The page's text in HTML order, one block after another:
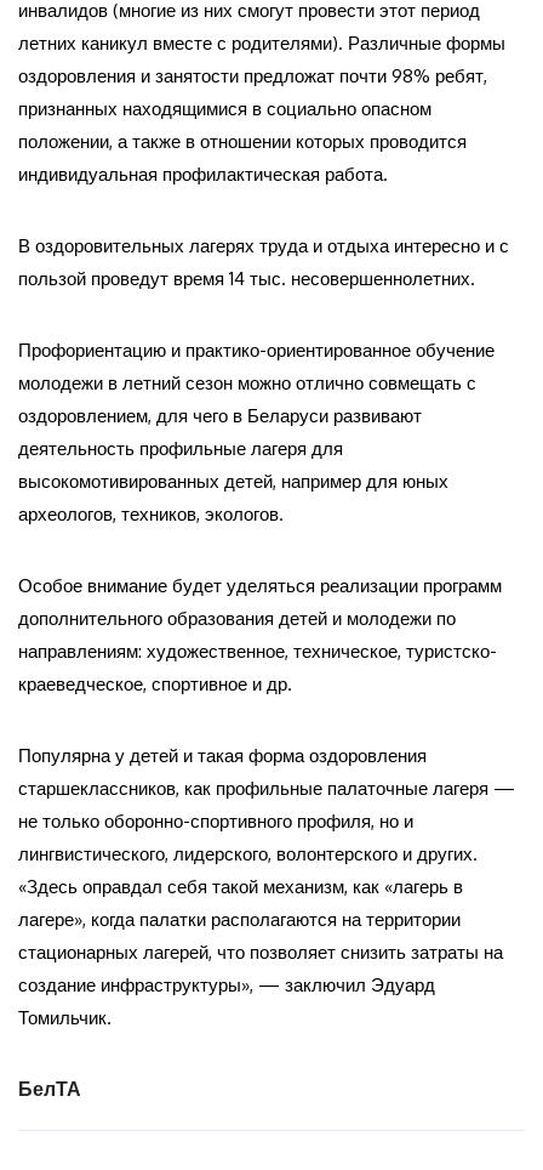
инвалидов (многие из них смогут провести этот период
летних каникул вместе с родителями). Различные формы
оздоровления и занятости предложат почти 98% ребят,
признанных находящимися в социально опасном
положении, а также в отношении которых проводится
индивидуальная профилактическая работа.
В оздоровительных лагерях труда и отдыха интересно и с
пользой проведут время 14 тыс. несовершеннолетних.
Профориентацию и практико-ориентированное обучение
молодежи в летний сезон можно отлично совмещать с
оздоровлением, для чего в Беларуси развивают
деятельность профильные лагеря для
высокомотивированных детей, например для юных
археологов, техников, экологов.
Особое внимание будет уделяться реализации программ
дополнительного образования детей и молодежи по
направлениям: художественное, техническое, туристско-
краеведческое, спортивное и др.
Популярна у детей и такая форма оздоровления
старшеклассников, как профильные палаточные лагеря —
не только оборонно-спортивного профиля, но и
лингвистического, лидерского, волонтерского и других.
«Здесь оправдал себя такой механизм, как «лагерь в
лагере», когда палатки располагаются на территории
стационарных лагерей, что позволяет снизить затраты на
создание инфраструктуры», — заключил Эдуард
Томильчик.
БелТА